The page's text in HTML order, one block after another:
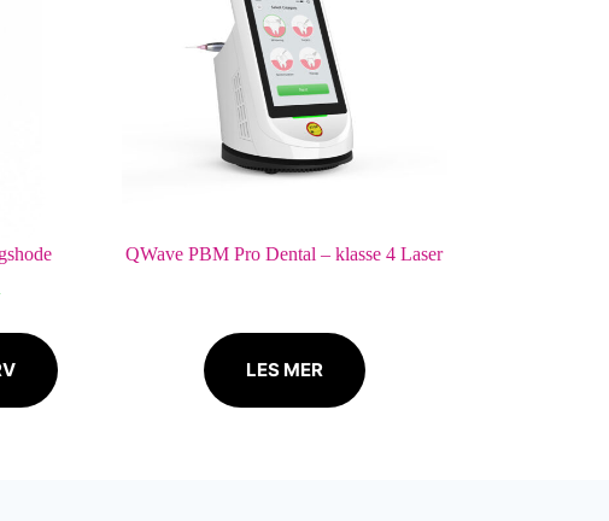
QWave PBM Pro Dental – klasse 4 Laser
LES MER